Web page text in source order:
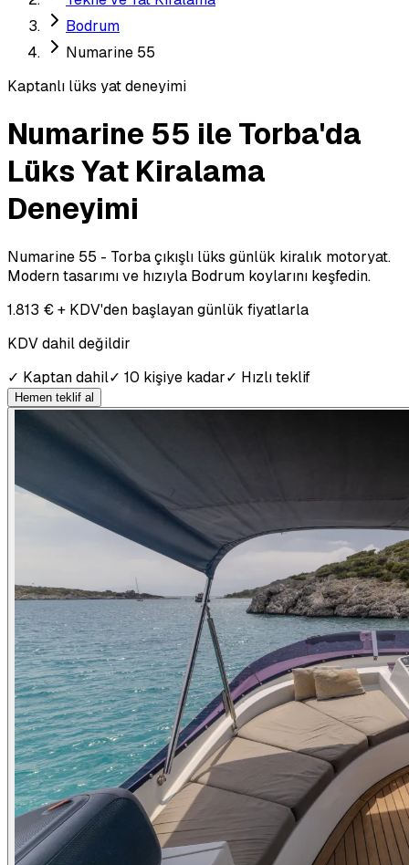
Bodrum
Numarine 55
Kaptanlı lüks yat deneyimi
Numarine 55 ile Torba'da
Lüks Yat Kiralama
Deneyimi
Numarine 55 - Torba çıkışlı lüks günlük kiralık motoryat.
Modern tasarımı ve hızıyla Bodrum koylarını keşfedin.
1.813 € + KDV'den başlayan günlük fiyatlarla
KDV dahil değildir
✓ Kaptan dahil✓ 10 kişiye kadar✓ Hızlı teklif
Hemen teklif al